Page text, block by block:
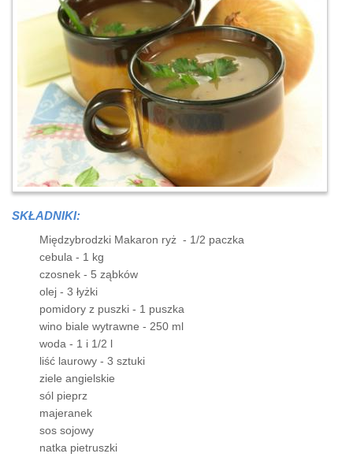
SKŁADNIKI:
Międzybrodzki Makaron ryż - 1/2 paczka
cebula - 1 kg
czosnek - 5 ząbków
olej - 3 łyżki
pomidory z puszki - 1 puszka
wino biale wytrawne - 250 ml
woda - 1 i 1/2 l
liść laurowy - 3 sztuki
ziele angielskie
sól pieprz
majeranek
sos sojowy
natka pietruszki